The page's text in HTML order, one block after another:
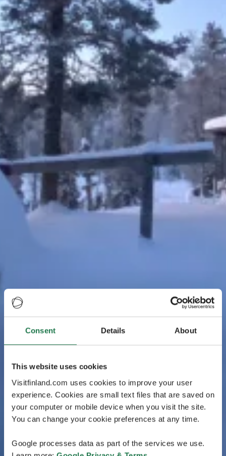
Consent Details About
This website uses cookies
Visitfinland.com uses cookies to improve your user
experience. Cookies are small text files that are saved on
your computer or mobile device when you visit the site.
You can change your cookie preferences at any time.
Google processes data as part of the services we use.